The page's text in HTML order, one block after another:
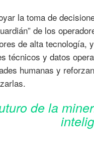
la toma de
de los
de alta tecnología,
técnicos y datos
humanas y
de la